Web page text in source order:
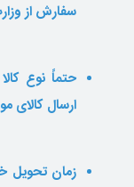
سفارش از
حتماً نوع
ارسال کالای
زمان تحویل